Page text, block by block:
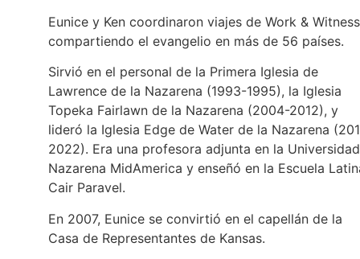
Eunice y Ken coordinaron viajes de Work &
compartiendo el evangelio en más de 56 países.
Sirvió en el personal de la Primera Iglesia de
Lawrence de la Nazarena (1993-1995), la Iglesia
Topeka Fairlawn de la Nazarena (2004-2012), y
lideró la Iglesia Edge de Water de la Nazarena
2022). Era una profesora adjunta en la Universidad
Nazarena MidAmerica y enseñó en la Escuela
Cair Paravel.
En 2007, Eunice se convirtió en el capellán de la
Casa de Representantes de Kansas.